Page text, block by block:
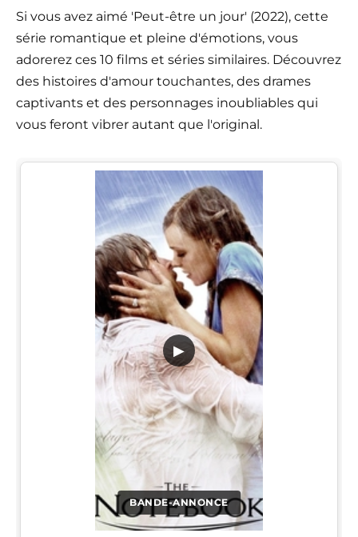
Si vous avez aimé 'Peut-être un jour' (2022), cette
série romantique et pleine d'émotions, vous
adorerez ces 10 films et séries similaires. Découvrez
des histoires d'amour touchantes, des drames
captivants et des personnages inoubliables qui
vous feront vibrer autant que l'original.
BANDE-ANNONCE
▶